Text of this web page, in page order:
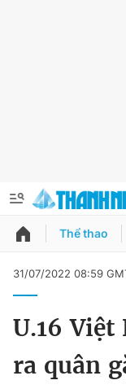
QUẢNG CÁO
Đổi mật khẩu
Tin đã lưu
Thể thao
31/07/2022 08:59
U.16
ra quân